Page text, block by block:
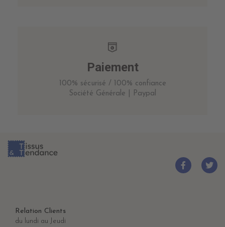
Paiement
100% sécurisé / 100% confiance
Société Générale | Paypal
Relation Clients
du lundi au Jeudi